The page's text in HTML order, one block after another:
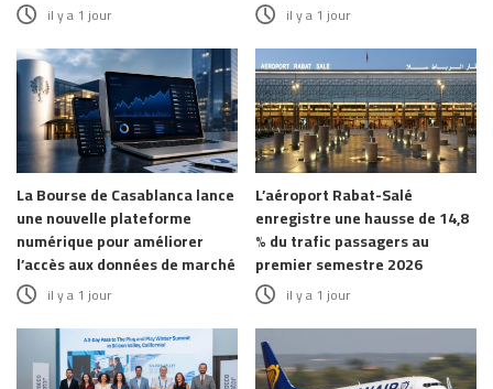
il y a 1 jour il y a 1 jour
La Bourse de Casablanca lance
une nouvelle plateforme
numérique pour améliorer
l’accès aux données de marché
il y a 1 jour
L’aéroport Rabat-Salé
enregistre une hausse de 14,8
% du trafic passagers au
premier semestre 2026
il y a 1 jour